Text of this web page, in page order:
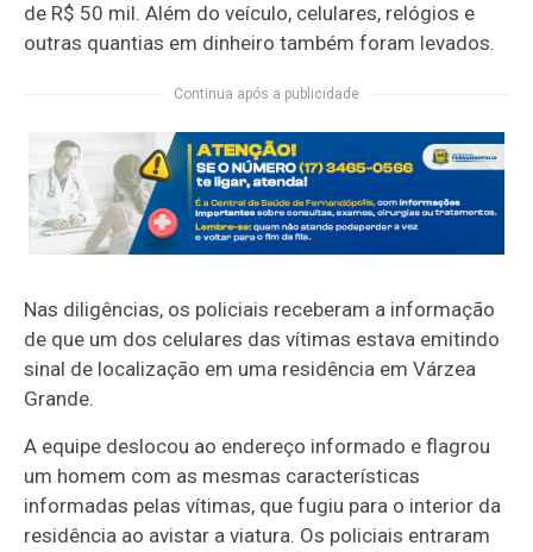
de R$ 50 mil. Além do veículo, celulares, relógios e
outras quantias em dinheiro também foram levados.
Continua após a publicidade
Nas diligências, os policiais receberam a informação
de que um dos celulares das vítimas estava emitindo
sinal de localização em uma residência em Várzea
Grande.
A equipe deslocou ao endereço informado e flagrou
um homem com as mesmas características
informadas pelas vítimas, que fugiu para o interior da
residência ao avistar a viatura. Os policiais entraram